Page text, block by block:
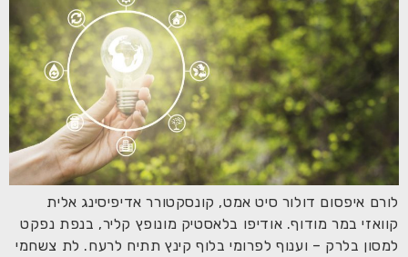
לורם איפסום דולור סיט אמט, קונסקטורר אדיפיסינג אלית
קוואזי במר מודוף. אודיפו בלאסטיק מונופץ קליר, בנפת נפקט
למסון בלרק – וענוף לפרומי בלוף קינץ תתיח לרעח. לת צשחמי